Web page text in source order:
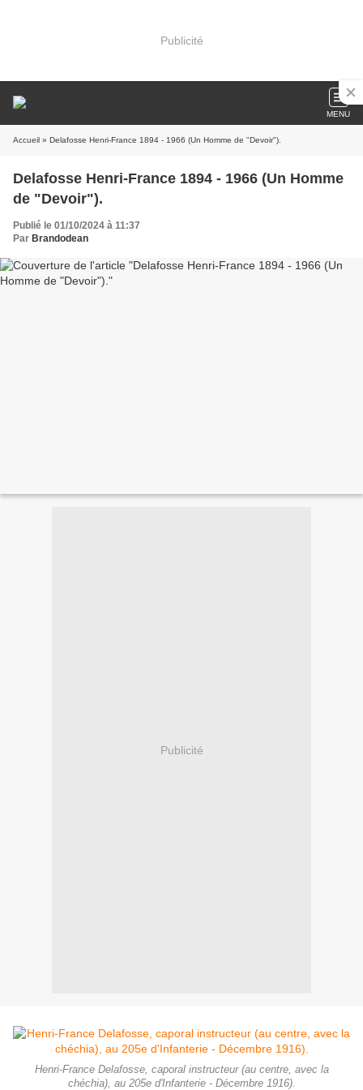
Publicité
MENU
Accueil » Delafosse Henri-France 1894 - 1966 (Un Homme de "Devoir").
Delafosse Henri-France 1894 - 1966 (Un Homme
de "Devoir").
Publié le 01/10/2024 à 11:37
Par Brandodean
Publicité
Henri-France Delafosse, caporal instructeur (au centre, avec la
chéchia), au 205e d'Infanterie - Décembre 1916).